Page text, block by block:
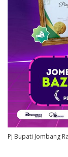
Pj Bupati Jombang